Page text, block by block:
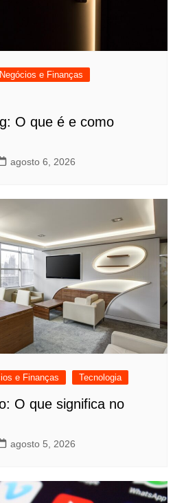
Negócios e Finanças
O que é e como
agosto 6, 2026
e Finanças Tecnologia
O que significa no
agosto 5, 2026